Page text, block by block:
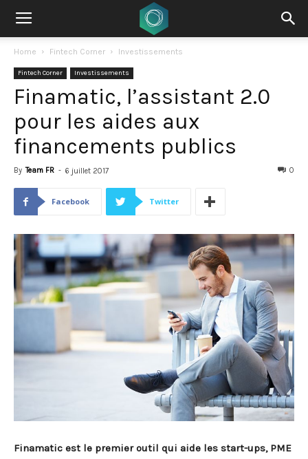
Home Fintech Corner Investissements
Fintech Corner Investissements
Finamatic, l’assistant 2.0
pour les aides aux
financements publics
By Team FR - 6 juillet 2017 0
Facebook Twitter
Finamatic est le premier outil qui aide les start-ups, PME